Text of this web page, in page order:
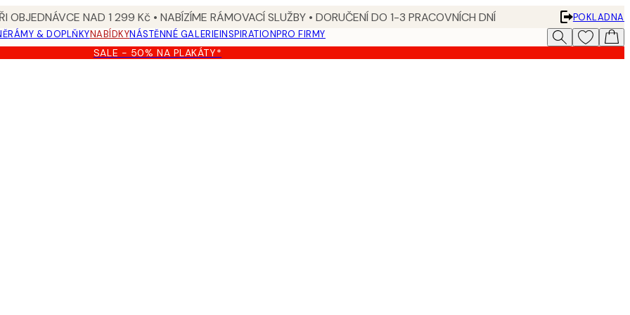
OBJEDNÁVCE NAD 1 299 Kč • NABÍZÍME RÁMOVACÍ SLUŽBY • DORUČENÍ DO 1-3 PRACOVNÍCH DNÍ
POKLADNA
RÁMY & DOPLŇKYNABÍDKYNÁSTĚNNÉ GALERIEINSPIRATIONPRO FIRMY
SALE - 50% NA PLAKÁTY*